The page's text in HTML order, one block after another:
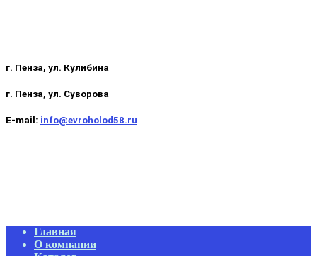
г. Пенза, ул. Кулибина
г. Пенза, ул. Суворова
E-mail: info@evroholod58.ru
Primary
Navigation
Главная
О компании